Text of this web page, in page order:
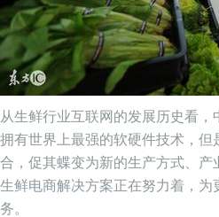
从生鲜行业互联网的发展历史看
拥有世界上最强的软硬件技术，
合，促其蝶变为新的生产方式、产
生鲜电商解决方案正在努力着，为
务。